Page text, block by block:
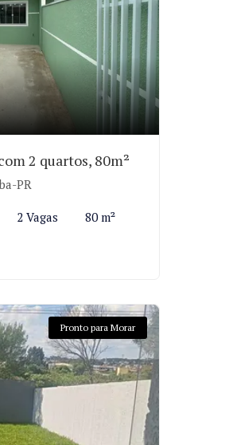
2 quartos, 80m²
PR
2 Vagas 80 m²
Pronto para Morar